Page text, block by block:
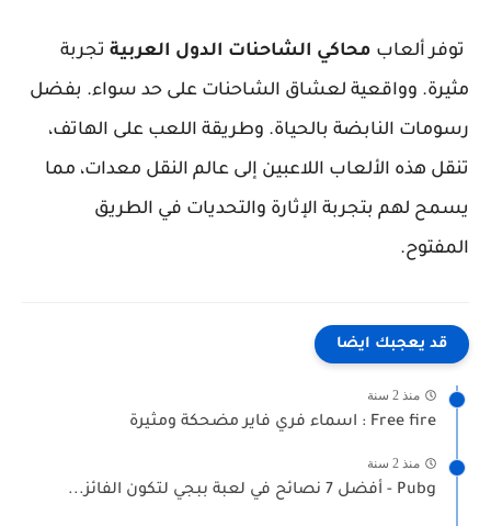
توفر ألعاب محاكي الشاحنات الدول العربية تجربة
مثيرة. وواقعية لعشاق الشاحنات على حد سواء. بفضل
رسومات النابضة بالحياة. وطريقة اللعب على الهاتف،
تنقل هذه الألعاب اللاعبين إلى عالم النقل معدات، مما
يسمح لهم بتجربة الإثارة والتحديات في الطريق
المفتوح.
قد يعجبك ايضا
منذ 2 سنة
Free fire : اسماء فري فاير مضحكة ومثيرة
منذ 2 سنة
Pubg - أفضل 7 نصائح في لعبة ببجي لتكون الفائز...